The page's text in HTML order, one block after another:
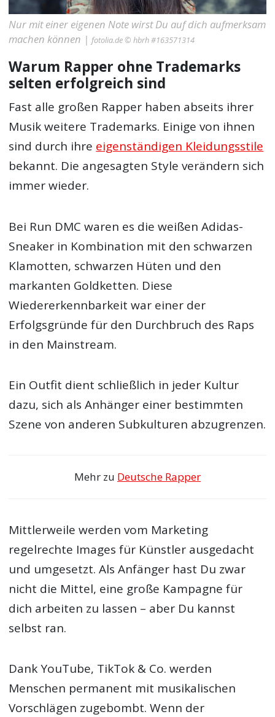
Nur mit einer eigenen Note wirst Du auf dich aufmerksam
machen können |fotolia.de © hbrh #163571314
Warum Rapper ohne Trademarks
selten erfolgreich sind
Fast alle großen Rapper haben abseits ihrer
Musik weitere Trademarks. Einige von ihnen
sind durch ihre eigenständigen Kleidungsstile
bekannt. Die angesagten Style verändern sich
immer wieder.
Bei Run DMC waren es die weißen Adidas-
Sneaker in Kombination mit den schwarzen
Klamotten, schwarzen Hüten und den
markanten Goldketten. Diese
Wiedererkennbarkeit war einer der
Erfolgsgründe für den Durchbruch des Raps
in den Mainstream.
Ein Outfit dient schließlich in jeder Kultur
dazu, sich als Anhänger einer bestimmten
Szene von anderen Subkulturen abzugrenzen.
Mehr zu Deutsche Rapper
Mittlerweile werden vom Marketing
regelrechte Images für Künstler ausgedacht
und umgesetzt. Als Anfänger hast Du zwar
nicht die Mittel, eine große Kampagne für
dich arbeiten zu lassen – aber Du kannst
selbst ran.
Dank YouTube, TikTok & Co. werden
Menschen permanent mit musikalischen
Vorschlägen zugebombt. Wenn der